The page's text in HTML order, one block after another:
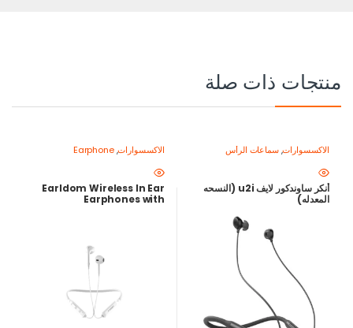
منتجات ذات صلة
الاكسسوارات,سماعات الرأس
أنكر ساوندكور لايف u2i (النسحه
المعدله)
الاكسسوارات,
Earphone
Earldom Wireless In Ear
Earphones with